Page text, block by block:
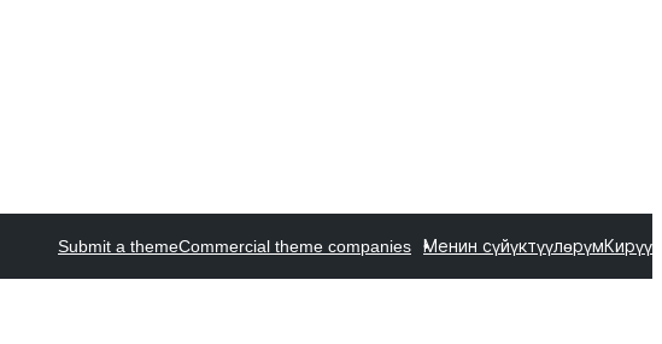
Submit a themeCommercial theme companies Менин сүйүктүүлөрүмКирүү